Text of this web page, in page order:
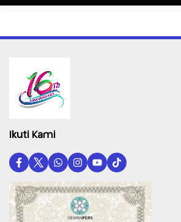
Ikuti Kami